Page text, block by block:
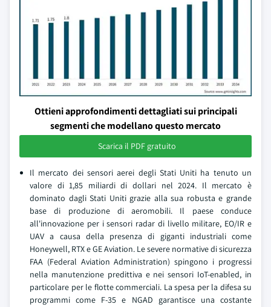
Ottieni approfondimenti dettagliati sui principali
segmenti che modellano questo mercato
Scarica il PDF gratuito
Il mercato dei sensori aerei degli Stati Uniti ha tenuto un
valore di 1,85 miliardi di dollari nel 2024. Il mercato è
dominato dagli Stati Uniti grazie alla sua robusta e grande
base di produzione di aeromobili. Il paese conduce
all'innovazione per i sensori radar di livello militare, EO/IR e
UAV a causa della presenza di giganti industriali come
Honeywell, RTX e GE Aviation. Le severe normative di sicurezza
FAA (Federal Aviation Administration) spingono i progressi
nella manutenzione predittiva e nei sensori IoT-enabled, in
particolare per le flotte commerciali. La spesa per la difesa su
programmi come F-35 e NGAD garantisce una costante